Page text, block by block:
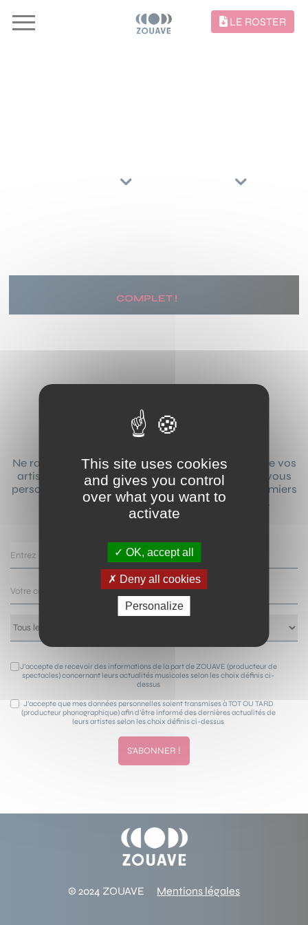
LE ROSTER
COMPLET !
NEWSLETTER !
Ne ratez plus aucune actualité sur les concerts de vos
artistes préférés ! Grâce à notre newsletter que vous
personnalisez selon vos goûts, vous serez les premiers
avertis de leur passage à côté de chez vous.
J’accepte de recevoir des informations de la part de ZOUAVE (producteur de
spectacles) concernant leurs actualités musicales selon les choix définis ci-
dessus
J’accepte que mes données personnelles soient transmises à TOT OU TARD
(producteur phonographique) afin d’être informé des dernières actualités de
leurs artistes selon les choix définis ci-dessus
© 2024 ZOUAVE Mentions légales
This site uses cookies
and gives you control
over what you want to
activate
OK, accept all
Deny all cookies
Personalize